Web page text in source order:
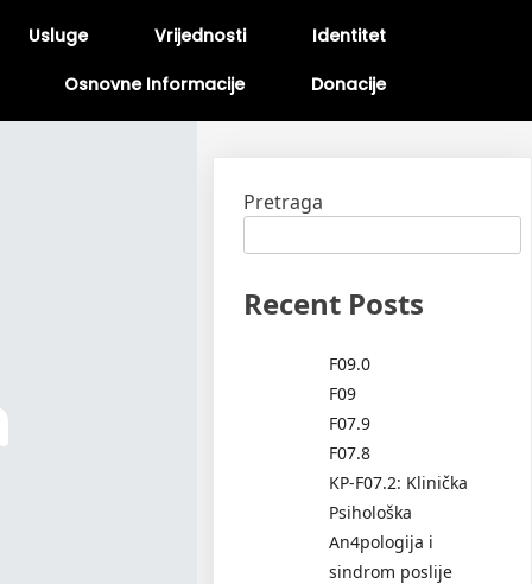
Usluge Vrijednosti Identitet
Osnovne Informacije Donacije
Pretraga
Recent Posts
F09.0
F09
F07.9
F07.8
KP-F07.2: Klinička
Psihološka
An4pologija i
sindrom poslije